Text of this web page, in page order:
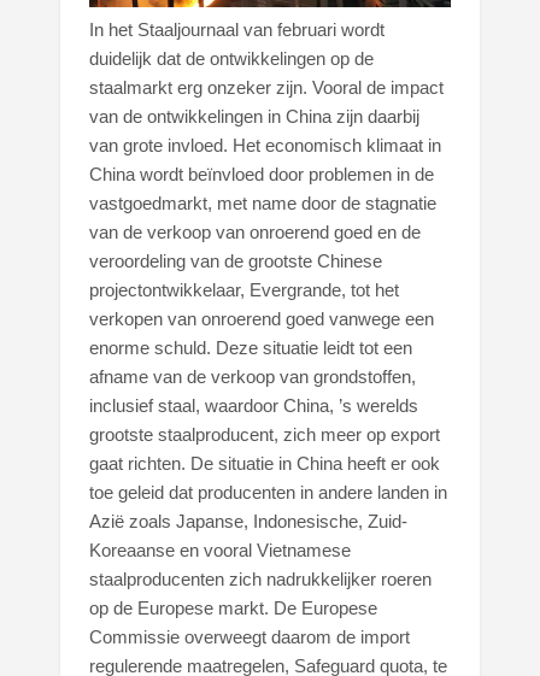
In het Staaljournaal van februari wordt
duidelijk dat de ontwikkelingen op de
staalmarkt erg onzeker zijn. Vooral de impact
van de ontwikkelingen in China zijn daarbij
van grote invloed. Het economisch klimaat in
China wordt beïnvloed door problemen in de
vastgoedmarkt, met name door de stagnatie
van de verkoop van onroerend goed en de
veroordeling van de grootste Chinese
projectontwikkelaar, Evergrande, tot het
verkopen van onroerend goed vanwege een
enorme schuld. Deze situatie leidt tot een
afname van de verkoop van grondstoffen,
inclusief staal, waardoor China, ’s werelds
grootste staalproducent, zich meer op export
gaat richten. De situatie in China heeft er ook
toe geleid dat producenten in andere landen in
Azië zoals Japanse, Indonesische, Zuid-
Koreaanse en vooral Vietnamese
staalproducenten zich nadrukkelijker roeren
op de Europese markt. De Europese
Commissie overweegt daarom de import
regulerende maatregelen, Safeguard quota, te